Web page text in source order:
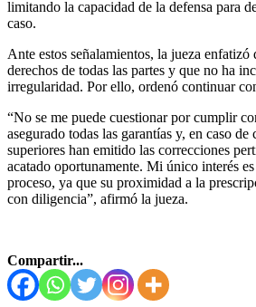
limitando la capacidad de la defensa para
caso.
Ante estos señalamientos, la jueza enfatizó
derechos de todas las partes y que no ha
irregularidad. Por ello, ordenó continuar
“No se me puede cuestionar por cumplir
asegurado todas las garantías y, en caso
superiores han emitido las correcciones
acatado oportunamente. Mi único interés
proceso, ya que su proximidad a la
con diligencia”, afirmó la jueza.
Compartir...